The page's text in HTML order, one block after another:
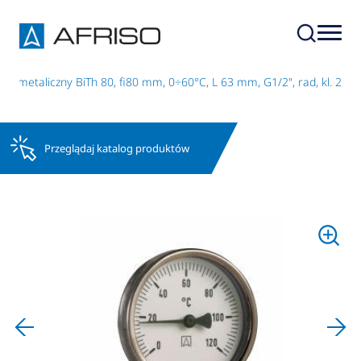
bimetaliczny BiTh 80, fi80 mm, 0÷60°C, L 63 mm, G1/2", rad, kl. 2
Przeglądaj katalog produktów